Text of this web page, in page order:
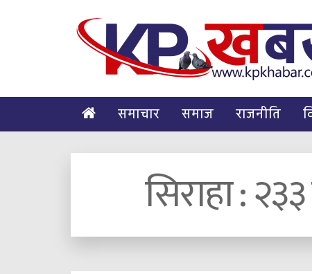
समाचार समाज राजनीति
सिराहा :